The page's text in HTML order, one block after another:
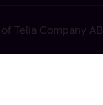
Telia Company AB